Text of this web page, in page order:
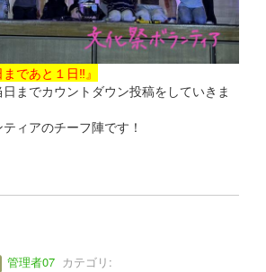
であと１日‼』
までカウントダウン投稿をしていきま
ィアのチーフ陣です！
管理者07 カテゴリ: